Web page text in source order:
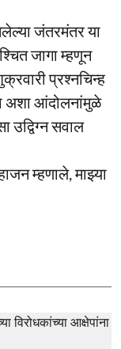
जंतरमंतर या
जागा म्हणून
प्रश्नचिन्ह
अशा आंदोलनांमुळे
उद्विग्न सवाल
म्हणाले, माझ्या